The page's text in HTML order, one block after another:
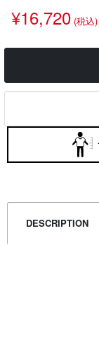
¥16,720 (税込)
DESCRIPTION